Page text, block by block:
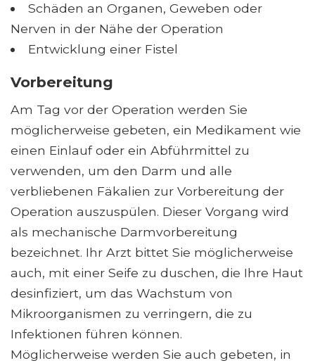
Schäden an Organen, Geweben oder
Nerven in der Nähe der Operation
Entwicklung einer Fistel
Vorbereitung
Am Tag vor der Operation werden Sie
möglicherweise gebeten, ein Medikament wie
einen Einlauf oder ein Abführmittel zu
verwenden, um den Darm und alle
verbliebenen Fäkalien zur Vorbereitung der
Operation auszuspülen. Dieser Vorgang wird
als mechanische Darmvorbereitung
bezeichnet. Ihr Arzt bittet Sie möglicherweise
auch, mit einer Seife zu duschen, die Ihre Haut
desinfiziert, um das Wachstum von
Mikroorganismen zu verringern, die zu
Infektionen führen können.
Möglicherweise werden Sie auch gebeten, in